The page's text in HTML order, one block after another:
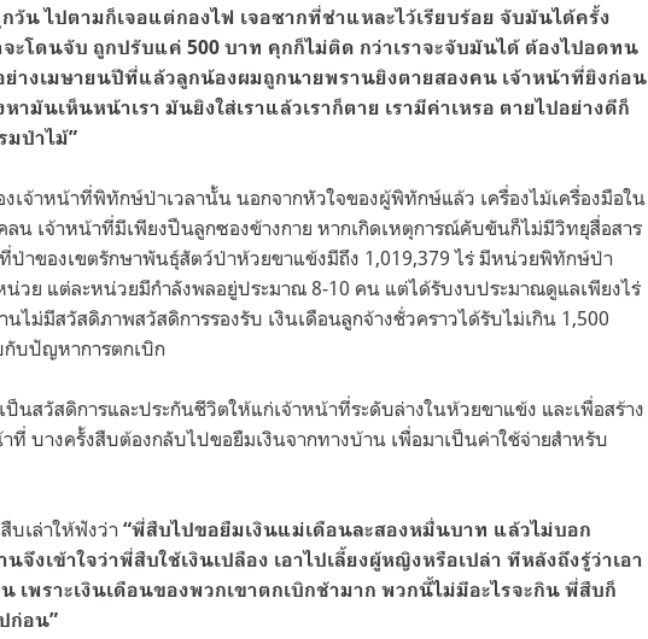
น ไปตามก็เจอแต่กองไฟ เจอซากที่ชำแหละไว้เรียบร้อย จับมันได้ครั้ง
ะโดนจับ ถูกปรับแค่ 500 บาท คุกก็ไม่ติด กว่าเราจะจับมันได้ ต้องไปอดทน
างเมษายนปีที่แล้วลูกน้องผมถูกนายพรานยิงตายสองคน เจ้าหน้าที่ยิงก่อน
ามันเห็นหน้าเรา มันยิงใส่เราแล้วเราก็ตาย เรามีค่าเหรอ ตายไปอย่างดีก็
มป่าไม้”
เจ้าหน้าที่พิทักษ์ป่าเวลานั้น นอกจากหัวใจของผู้พิทักษ์แล้ว เครื่องไม้เครื่องมือใน
น เจ้าหน้าที่มีเพียงปืนลูกซองข้างกาย หากเกิดเหตุการณ์คับขันก็ไม่มีวิทยุสื่อสาร
าของเขตรักษาพันธุ์สัตว์ป่าห้วยขาแข้งมีถึง 1,019,379 ไร่ มีหน่วยพิทักษ์ป่า
วย แต่ละหน่วยมีกำลังพลอยู่ประมาณ 8-10 คน แต่ได้รับงบประมาณดูแลเพียงไร่
ไม่มีสวัสดิภาพสวัสดิการรองรับ เงินเดือนลูกจ้างชั่วคราวได้รับไม่เกิน 1,500
บปัญหาการตกเบิก
นสวัสดิการและประกันชีวิตให้แก่เจ้าหน้าที่ระดับล่างในห้วยขาแข้ง และเพื่อสร้าง
บางครั้งสืบต้องกลับไปขอยืมเงินจากทางบ้าน เพื่อมาเป็นค่าใช้จ่ายสำหรับ
บเล่าให้ฟังว่า “พี่สืบไปขอยืมเงินแม่เดือนละสองหมื่นบาท แล้วไม่บอก
จึงเข้าใจว่าพี่สืบใช้เงินเปลือง เอาไปเลี้ยงผู้หญิงหรือเปล่า ทีหลังถึงรู้ว่าเอา
เพราะเงินเดือนของพวกเขาตกเบิกช้ามาก พวกนี้ไม่มีอะไรจะกิน พี่สืบก็
ก่อน”